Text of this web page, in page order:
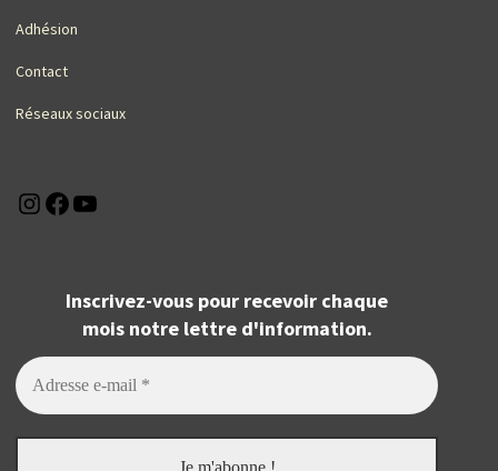
Adhésion
Contact
Réseaux sociaux
Instagram
Facebook
Inscrivez-vous pour recevoir chaque
mois notre lettre d'information.